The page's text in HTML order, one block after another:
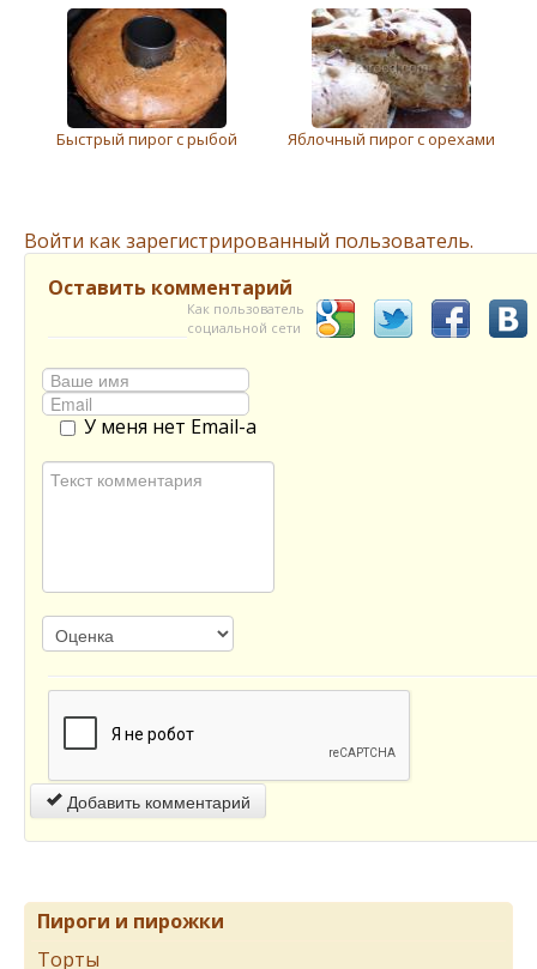
Быстрый пирог с рыбой Яблочный пирог с орехами
Войти как зарегистрированный пользователь.
Оставить комментарий
Как пользователь
социальной сети
У меня нет Email-а
Добавить комментарий
Пироги и пирожки
Торты